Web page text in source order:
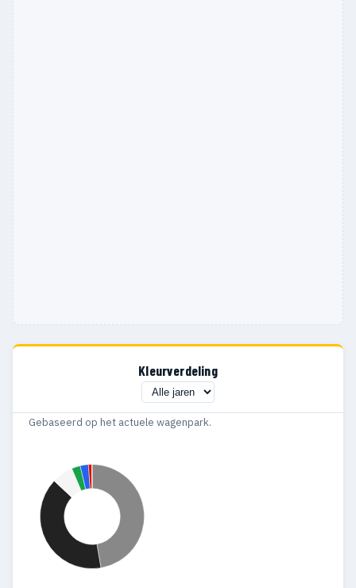
Kleurverdeling
Gebaseerd op het actuele wagenpark.